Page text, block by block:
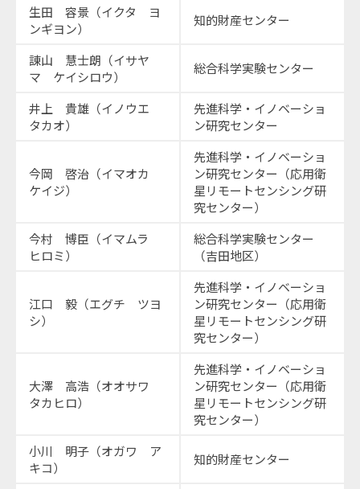
生田 容景（イクタ ヨ
ンギヨン）
知的財産センター
諌山 慧士朗（イサヤ
マ ケイシロウ）
総合科学実験センター
井上 貴雄（イノウエ
タカオ）
先進科学・イノベーショ
ン研究センター
今岡 啓治（イマオカ
ケイジ）
先進科学・イノベーショ
ン研究センター（応用衛
星リモートセンシング研
究センター）
今村 博臣（イマムラ
ヒロミ）
総合科学実験センター
（吉田地区）
江口 毅（エグチ ツヨ
シ）
先進科学・イノベーショ
ン研究センター（応用衛
星リモートセンシング研
究センター）
大澤 高浩（オオサワ
タカヒロ）
先進科学・イノベーショ
ン研究センター（応用衛
星リモートセンシング研
究センター）
小川 明子（オガワ ア
キコ）
知的財産センター